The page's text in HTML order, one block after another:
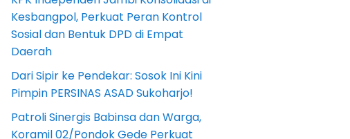
Kesbangpol, Perkuat Peran Kontrol
Sosial dan Bentuk DPD di Empat
Daerah
Dari Sipir ke Pendekar: Sosok Ini Kini
Pimpin PERSINAS ASAD Sukoharjo!
Patroli Sinergis Babinsa dan Warga,
Koramil 02/Pondok Gede Perkuat